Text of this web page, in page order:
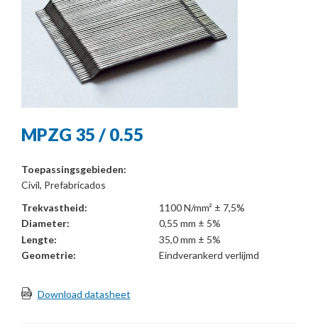
MPZG 35 / 0.55
Toepassingsgebieden:
Civil, Prefabricados
Trekvastheid:
1100 N/mm² ± 7,5%
Diameter:
0,55 mm ± 5%
Lengte:
35,0 mm ± 5%
Geometrie:
Eindverankerd verlijmd
Download datasheet